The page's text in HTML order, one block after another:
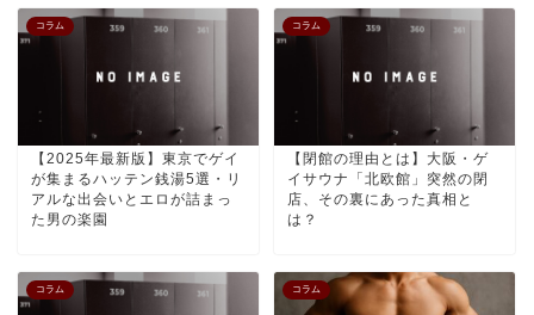
コラム
【2025年最新版】東京でゲイ
が集まるハッテン銭湯5選・リ
アルな出会いとエロが詰まっ
た男の楽園
コラム
【閉館の理由とは】大阪・ゲ
イサウナ「北欧館」突然の閉
店、その裏にあった真相と
は？
コラム コラム